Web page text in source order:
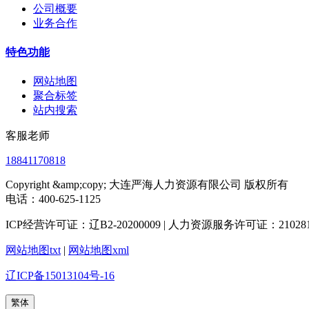
公司概要
业务合作
特色功能
网站地图
聚合标签
站内搜索
客服老师
18841170818
Copyright &amp;copy; 大连严海人力资源有限公司 版权所有
电话：400-625-1125
ICP经营许可证：辽B2-20200009 | 人力资源服务许可证：
网站地图txt | 网站地图xml
辽ICP备15013104号-16
繁体